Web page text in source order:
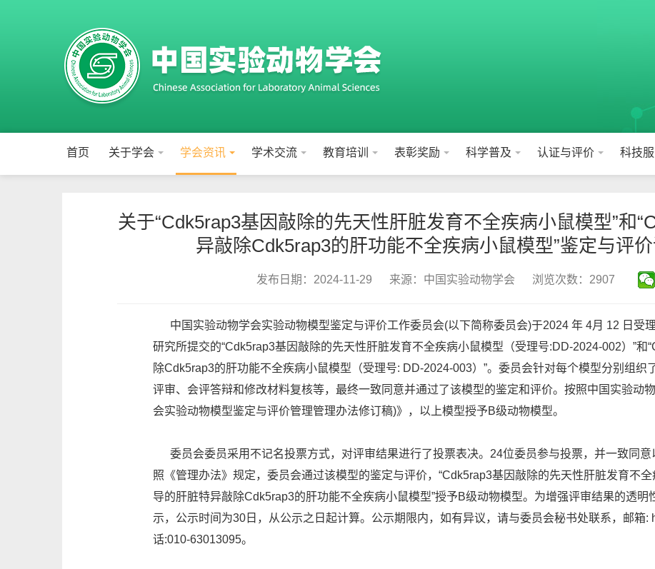
首页 关于学会 学会资讯 学术交流 教育培训 表彰奖励 科学普及 认证与评价 科技
关于“Cdk5rap3基因敲除的先天性肝脏发育不全疾病小鼠模型”和
异敲除Cdk5rap3的肝功能不全疾病小鼠模型”鉴定与评
发布日期：2024-11-29 来源：中国实验动物学会 浏览次数：2907
中国实验动物学会实验动物模型鉴定与评价工作委员会(以下简称委员会)于2024 年 4月 12 日受
研究所提交的“Cdk5rap3基因敲除的先天性肝脏发育不全疾病小鼠模型（受理号:DD-2024-002）”和
除Cdk5rap3的肝功能不全疾病小鼠模型（受理号: DD-2024-003）”。委员会针对每个模型分别组织
评审、会评答辩和修改材料复核等，最终一致同意并通过了该模型的鉴定和评价。按照中国实验动
会实验动物模型鉴定与评价管理管理办法修订稿)》，以上模型授予B级动物模型。
委员会委员采用不记名投票方式，对评审结果进行了投票表决。24位委员参与投票，并一致同意
照《管理办法》规定，委员会通过该模型的鉴定与评价，“Cdk5rap3基因敲除的先天性肝脏发育不全
导的肝脏特异敲除Cdk5rap3的肝功能不全疾病小鼠模型”授予B级动物模型。为增强评审结果的透明
示，公示时间为30日，从公示之日起计算。公示期限内，如有异议，请与委员会秘书处联系，邮箱:
话:010-63013095。